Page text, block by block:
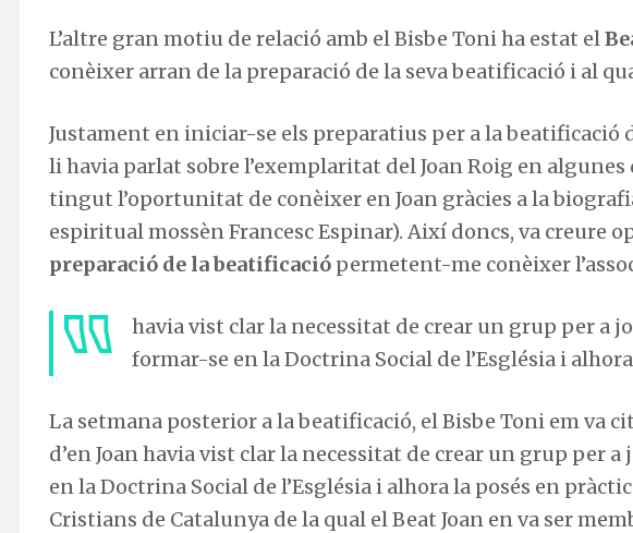
L’altre gran motiu de relació amb el Bisbe Toni ha estat el
conèixer arran de la preparació de la seva beatificació i al
Justament en iniciar-se els preparatius per a la beatificació
li havia parlat sobre l’exemplaritat del Joan Roig en
tingut l’oportunitat de conèixer en Joan gràcies a la
espiritual mossèn Francesc Espinar). Així doncs, va creure
preparació de la beatificació permetent-me conèixer
havia vist clar la necessitat de crear un grup per a
formar-se en la Doctrina Social de l’Església i
La setmana posterior a la beatificació, el Bisbe Toni em va
d’en Joan havia vist clar la necessitat de crear un grup per
en la Doctrina Social de l’Església i alhora la posés en
Cristians de Catalunya de la qual el Beat Joan en va ser